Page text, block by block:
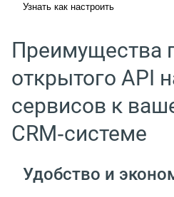
Узнать как настроить
Преимущества
открытого API
сервисов к
CRM‑системе
Удобство и